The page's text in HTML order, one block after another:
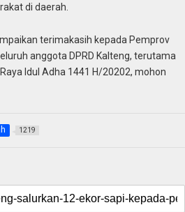
di daerah.
terimakasih kepada Pemprov
anggota DPRD Kalteng, terutama
Idul Adha 1441 H/20202, mohon
1219